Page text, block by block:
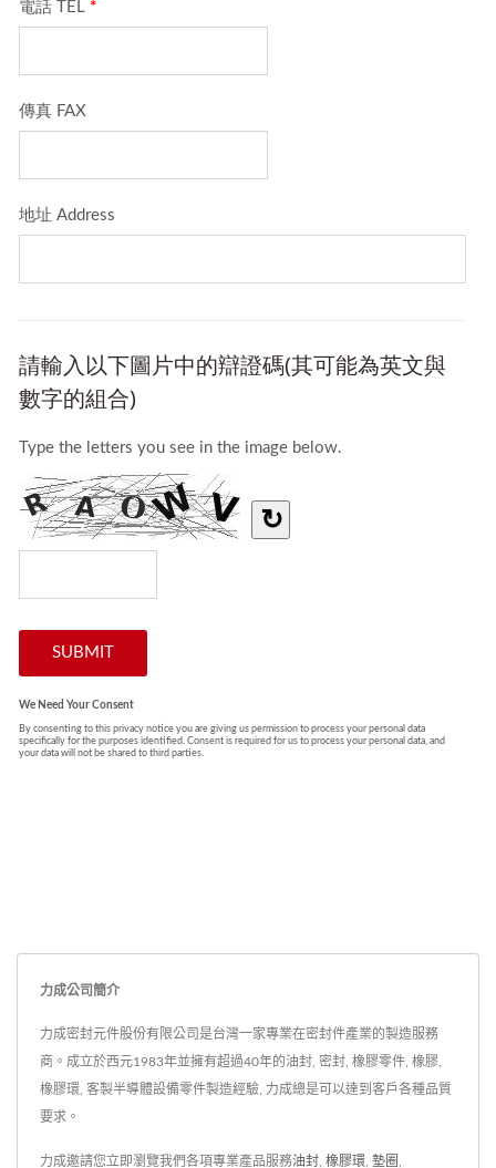
力成公司簡介
力成密封元件股份有限公司是台灣一家專業在密封件產業的製造服務
商。成立於西元1983年並擁有超過40年的油封, 密封, 橡膠零件, 橡膠,
橡膠環, 客製半導體設備零件製造經驗, 力成總是可以達到客戶各種品質
要求。
力成邀請您立即瀏覽我們各項專業產品服務油封 橡膠環 墊圈